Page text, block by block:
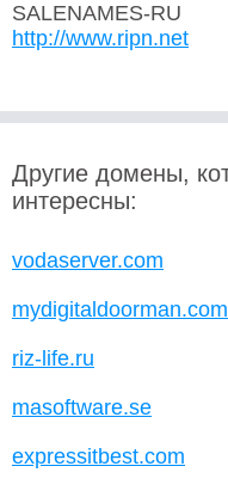
SALENAMES-RU
http://www.ripn.net
Другие домены,
интересны:
vodaserver.com
mydigitaldoorman.com
riz-life.ru
masoftware.se
expressitbest.com